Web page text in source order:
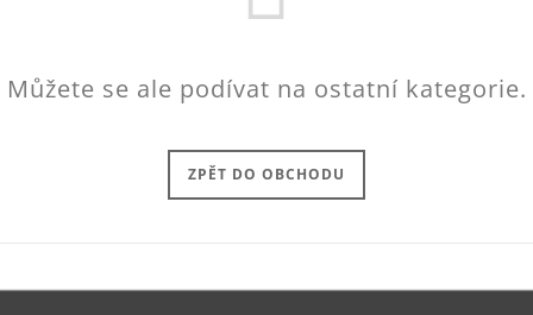
Můžete se ale podívat na ostatní kategorie.
ZPĚT DO OBCHODU